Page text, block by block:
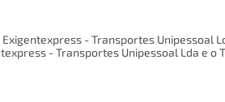
- Transportes Unipessoal
- Transportes Unipessoal Lda e o